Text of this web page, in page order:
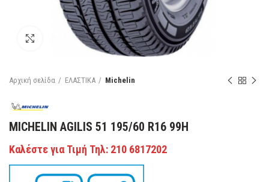
Κάντε κλικ για μεγέθυνση
Αρχική σελίδα ΕΛΑΣΤΙΚΑ Michelin
MICHELIN AGILIS 51 195/60 R16 99H
Καλέστε για Τιμή Τηλ: 210 6817202